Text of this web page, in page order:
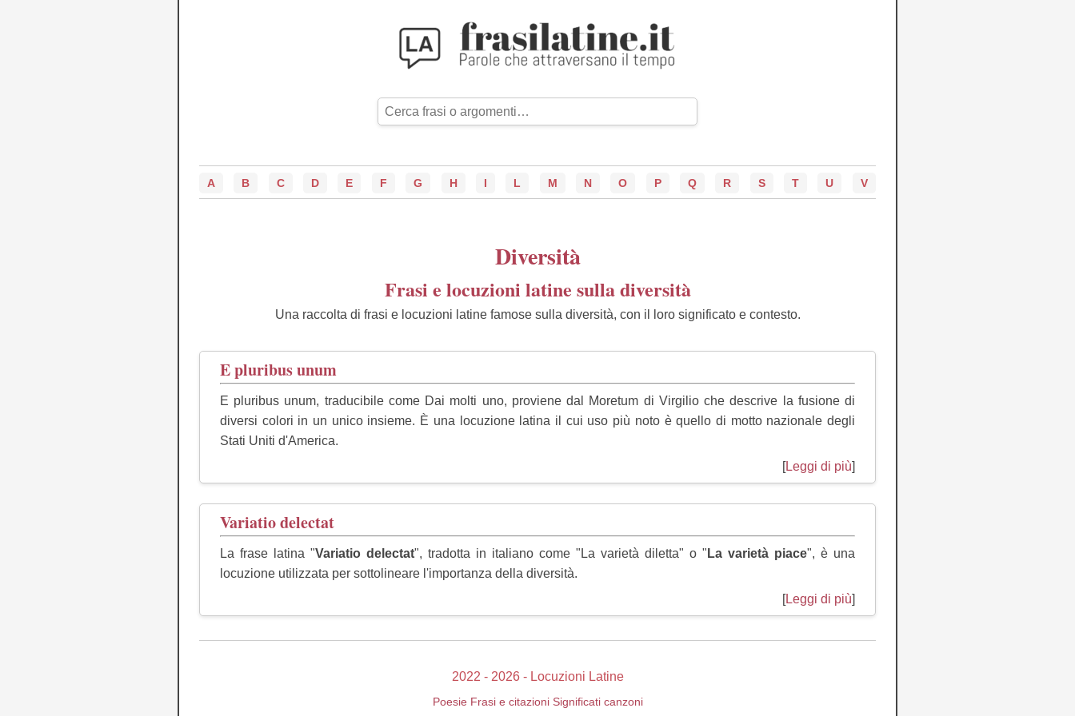
A B C D E F G H I L M N O P Q R S T U V
Diversità
Frasi e locuzioni latine sulla diversità
Una raccolta di frasi e locuzioni latine famose sulla diversità, con il loro significato e contesto.
E pluribus unum
E pluribus unum, traducibile come Dai molti uno, proviene dal Moretum di Virgilio che descrive la fusione di
diversi colori in un unico insieme. È una locuzione latina il cui uso più noto è quello di motto nazionale degli
Stati Uniti d'America.
[Leggi di più]
Variatio delectat
La frase latina "Variatio delectat", tradotta in italiano come "La varietà diletta" o " La varietà piace", è una
locuzione utilizzata per sottolineare l'importanza della diversità.
[Leggi di più]
2022 - 2026 - Locuzioni Latine
Poesie Frasi e citazioni Significati canzoni